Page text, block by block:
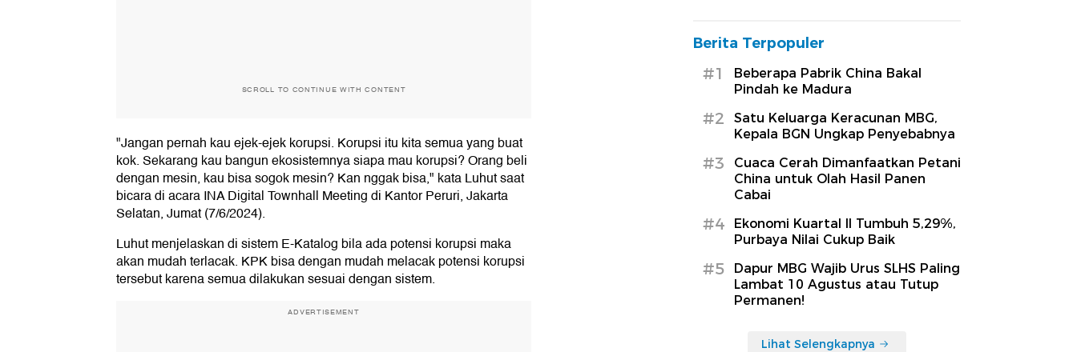
SCROLL TO CONTINUE WITH CONTENT
"Jangan pernah kau ejek-ejek korupsi. Korupsi itu kita semua yang buat
kok. Sekarang kau bangun ekosistemnya siapa mau korupsi? Orang beli
dengan mesin, kau bisa sogok mesin? Kan nggak bisa," kata Luhut saat
bicara di acara INA Digital Townhall Meeting di Kantor Peruri, Jakarta
Selatan, Jumat (7/6/2024).
Luhut menjelaskan di sistem E-Katalog bila ada potensi korupsi maka
akan mudah terlacak. KPK bisa dengan mudah melacak potensi korupsi
tersebut karena semua dilakukan sesuai dengan sistem.
ADVERTISEMENT
Berita Terpopuler
#1
Beberapa Pabrik China Bakal
Pindah ke Madura
#2
Satu Keluarga Keracunan MBG,
Kepala BGN Ungkap Penyebabnya
#3
Cuaca Cerah Dimanfaatkan Petani
China untuk Olah Hasil Panen
Cabai
#4
Ekonomi Kuartal II Tumbuh 5,29%,
Purbaya Nilai Cukup Baik
#5
Dapur MBG Wajib Urus SLHS Paling
Lambat 10 Agustus atau Tutup
Permanen!
Lihat Selengkapnya